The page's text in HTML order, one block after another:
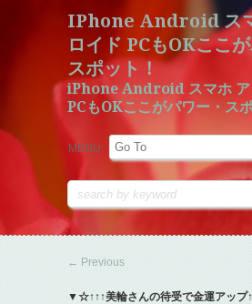
IPhone Android ス
ロイド PCもOKここが
スポット！
iPhone Android スマホ ア
PCもOKここがパワー・ス
MENU:
← Previous
▼☆↑↑↑美輪さんの待受で金運アッ